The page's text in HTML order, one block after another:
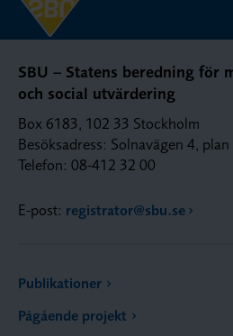
SBU – Statens beredning för
och social utvärdering
Box 6183, 102 33 Stockholm
Besöksadress: Solnavägen 4,
Telefon: 08-412 32 00
E-post: registrator@sbu.se
Publikationer
Pågående projekt